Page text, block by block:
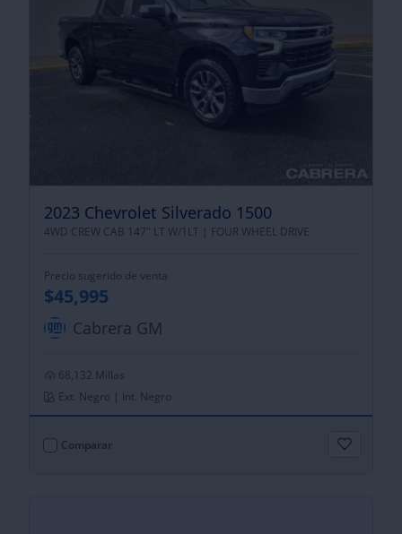
2023 Chevrolet Silverado 1500
4WD CREW CAB 147" LT W/1LT | FOUR WHEEL DRIVE
Precio sugerido de venta
$45,995
Cabrera GM
68,132 Millas
Ext. Negro | Int. Negro
Comparar